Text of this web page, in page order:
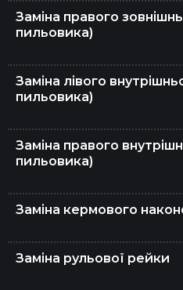
Заміна правого
пильовика)
Заміна лівого
пильовика)
Заміна правого
пильовика)
Заміна кермового
Заміна рульової рейки